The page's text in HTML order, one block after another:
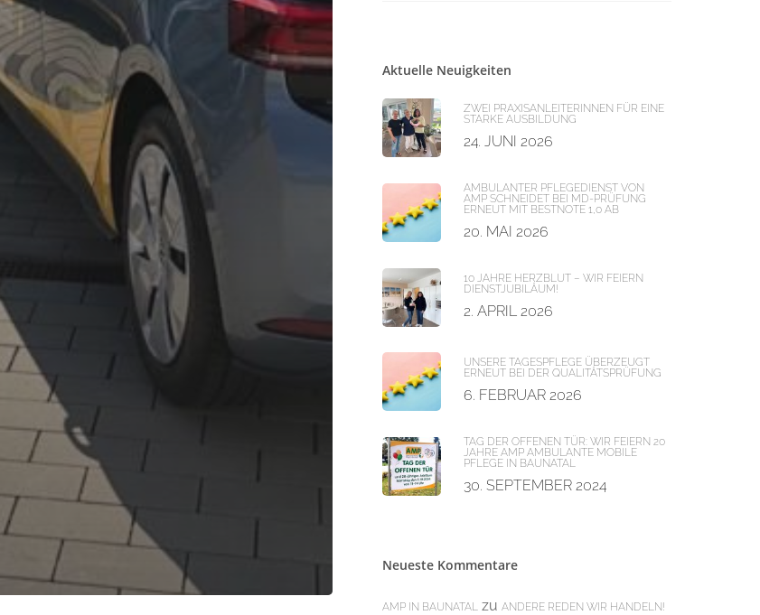
Aktuelle Neuigkeiten
ZWEI PRAXISANLEITERINNEN FÜR EINE
STARKE AUSBILDUNG
24. JUNI 2026
AMBULANTER PFLEGEDIENST VON
AMP SCHNEIDET BEI MD-PRÜFUNG
ERNEUT MIT BESTNOTE 1,0 AB
20. MAI 2026
10 JAHRE HERZBLUT – WIR FEIERN
DIENSTJUBILÄUM!
2. APRIL 2026
UNSERE TAGESPFLEGE ÜBERZEUGT
ERNEUT BEI DER QUALITÄTSPRÜFUNG
6. FEBRUAR 2026
TAG DER OFFENEN TÜR: WIR FEIERN 20
JAHRE AMP AMBULANTE MOBILE
PFLEGE IN BAUNATAL
30. SEPTEMBER 2024
Neueste Kommentare
AMP IN BAUNATAL zu ANDERE REDEN WIR HANDELN!